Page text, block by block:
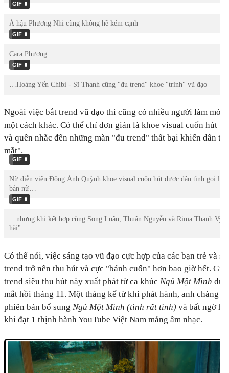
GIF
Á hậu Phương Nhi cũng không hề kém cạnh
GIF
Cara Phương…
GIF
.
…Hoàng Yến Chibi - Sĩ Thanh cũng "đu trend" khoe "trình" vũ đạo
Ngoài việc bắt trend vũ đạo thì cũng có nhiều người làm mới
một cách khác. Có thể chỉ đơn giản là khoe visual cuốn hút
và quên nhắc đến những màn "đu trend" thất bại khiến dân
mắt".
GIF
Nữ diễn viên Đồng Ánh Quỳnh khoe visual cuốn hút được dân tình gọi là
bản nữ…
GIF
…nhưng khi kết hợp cùng Song Luân, Thuận Nguyễn và Rima Thanh Vy
hài"
Có thể nói, việc sáng tạo vũ đạo cực hợp của các bạn trẻ và
trend trở nên thu hút và cực "bánh cuốn" hơn bao giờ hết.
trend siêu thu hút này xuất phát từ ca khúc Ngủ Một Mình
mắt hồi tháng 11. Một tháng kể từ khi phát hành, anh chàng
phiên bản bổ sung Ngủ Một Mình (tình rất tình) và bất ngờ
khi đạt 1 thịnh hành YouTube Việt Nam mảng âm nhạc.